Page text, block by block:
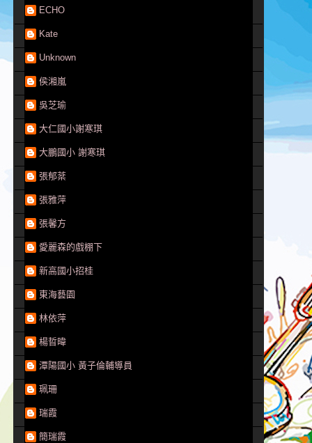
ECHO
Kate
Unknown
侯湘嵐
吳芝瑜
大仁國小謝寒琪
大鵬國小 謝寒琪
張郁棻
張雅萍
張馨方
愛麗森的戲棚下
新高國小招桂
東海藝園
林依萍
楊晢暐
潭陽國小 黃子倫輔導員
珮珊
瑞霞
簡瑞霞